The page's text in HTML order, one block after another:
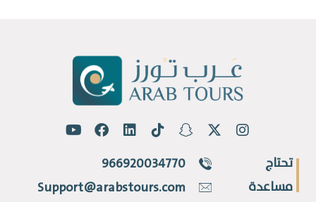
تحتاج
مساعدة
966920034770
Support@arabstours.com